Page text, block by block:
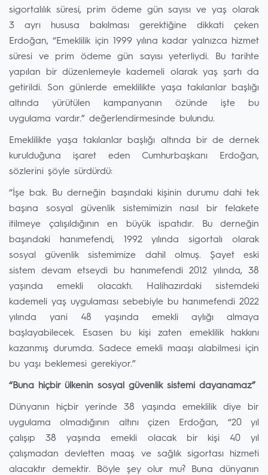
sigortalılık süresi, prim ödeme gün sayısı ve yaş olarak
3 ayrı hususa bakılması gerektiğine dikkati çeken
Erdoğan, “Emeklilik için 1999 yılına kadar yalnızca hizmet
süresi ve prim ödeme gün sayısı yeterliydi. Bu tarihte
yapılan bir düzenlemeyle kademeli olarak yaş şartı da
getirildi. Son günlerde emeklilikte yaşa takılanlar başlığı
altında yürütülen kampanyanın özünde işte bu
uygulama vardır.” değerlendirmesinde bulundu.
Emeklilikte yaşa takılanlar başlığı altında bir de dernek
kurulduğuna işaret eden Cumhurbaşkanı Erdoğan,
sözlerini şöyle sürdürdü:
“İşe bak. Bu derneğin başındaki kişinin durumu dahi tek
başına sosyal güvenlik sistemimizin nasıl bir felakete
itilmeye çalışıldığının en büyük ispatıdır. Bu derneğin
başındaki hanımefendi, 1992 yılında sigortalı olarak
sosyal güvenlik sistemimize dahil olmuş. Şayet eski
sistem devam etseydi bu hanımefendi 2012 yılında, 38
yaşında emekli olacaktı. Halihazırdaki sistemdeki
kademeli yaş uygulaması sebebiyle bu hanımefendi 2022
yılında yani 48 yaşında emekli aylığı almaya
başlayabilecek. Esasen bu kişi zaten emeklilik hakkını
kazanmış durumda. Sadece emekli maaşı alabilmesi için
bu yaşı beklemesi gerekiyor.”
“Buna hiçbir ülkenin sosyal güvenlik sistemi dayanamaz”
Dünyanın hiçbir yerinde 38 yaşında emeklilik diye bir
uygulama olmadığının altını çizen Erdoğan, “20 yıl
çalışıp 38 yaşında emekli olacak bir kişi 40 yıl
çalışmadan devletten maaş ve sağlık sigortası hizmeti
alacaktır demektir. Böyle şey olur mu? Buna dünyanın